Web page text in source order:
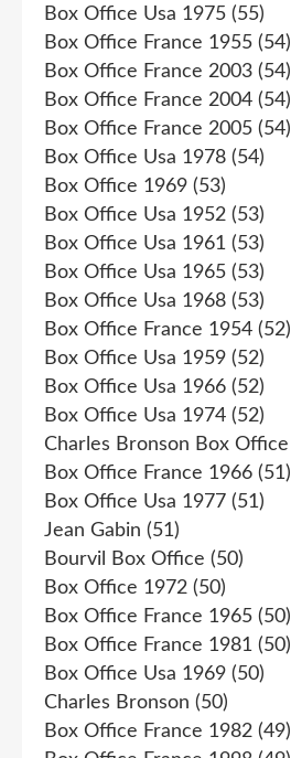
Box Office Usa 1975 (55)
Box Office France 1955 (54)
Box Office France 2003 (54)
Box Office France 2004 (54)
Box Office France 2005 (54)
Box Office Usa 1978 (54)
Box Office 1969 (53)
Box Office Usa 1952 (53)
Box Office Usa 1961 (53)
Box Office Usa 1965 (53)
Box Office Usa 1968 (53)
Box Office France 1954 (52)
Box Office Usa 1959 (52)
Box Office Usa 1966 (52)
Box Office Usa 1974 (52)
Charles Bronson Box Office
Box Office France 1966 (51)
Box Office Usa 1977 (51)
Jean Gabin (51)
Bourvil Box Office (50)
Box Office 1972 (50)
Box Office France 1965 (50)
Box Office France 1981 (50)
Box Office Usa 1969 (50)
Charles Bronson (50)
Box Office France 1982 (49)